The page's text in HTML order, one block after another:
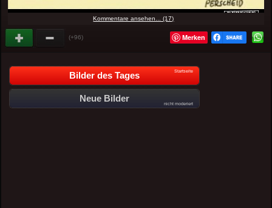
Kommentare ansehen... (17)
(+96) Merken
Bilder des Tages Startseite
Neue Bilder
nicht moderiert